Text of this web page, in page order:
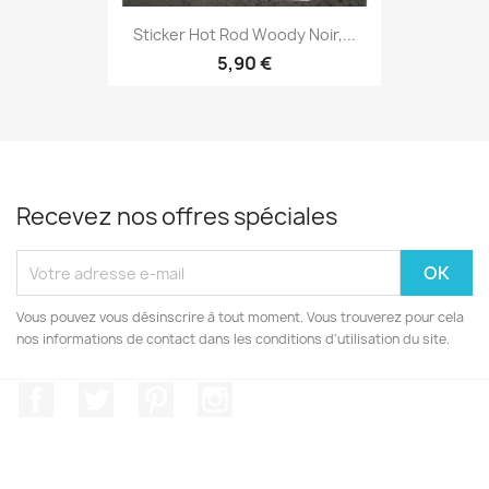
Sticker Hot Rod Woody Noir,...
5,90 €
Recevez nos offres spéciales
Vous pouvez vous désinscrire à tout moment. Vous trouverez pour cela
nos informations de contact dans les conditions d'utilisation du site.